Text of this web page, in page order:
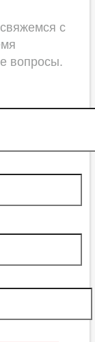
с
вопросы.